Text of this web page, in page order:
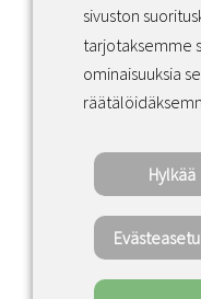
Sopimusehdot
Copyright
sivuston
tarjotaksemme
ominaisuuksia
Hylkää